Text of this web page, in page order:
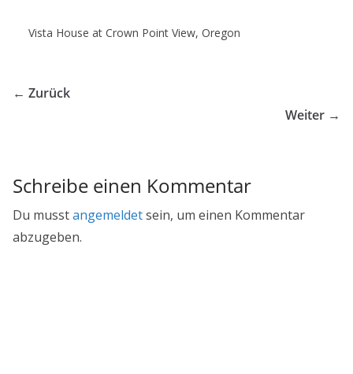
Vista House at Crown Point View, Oregon
← Zurück
Weiter →
Schreibe einen Kommentar
Du musstangemeldetsein, um einen Kommentar
abzugeben.